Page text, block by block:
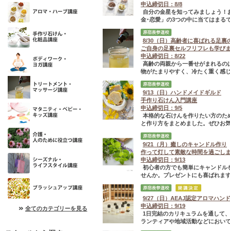
全てのカテゴリーを見る
申込締切日：8/8
自分の金星を知ってみましょう
金･恋愛」の3つの中に当てはまる
8/30（日）高齢者に喜ばれる足裏
ご自身の足裏セルフリフレも学び
申込締切日：8/22
高齢の両親から一番せがまれる
物がたまりやすく、冷たく重く感
9/13（日）ハンドメイドギルド
手作り石けん入門講座
申込締切日：9/5
本格的な石けんを作りたい方の
と作り方をまとめました。ぜひお
9/21（月）癒しのキャンドル作り
作って灯して素敵な時間を過ごし
申込締切日：9/13
初心者の方でも簡単にキャンド
せんか。プレゼントにも喜ばれま
9/27（日）AEAJ認定アロマハン
申込締切日：9/19
1日完結のカリキュラムを通して
ランティアや地域活動などにおい